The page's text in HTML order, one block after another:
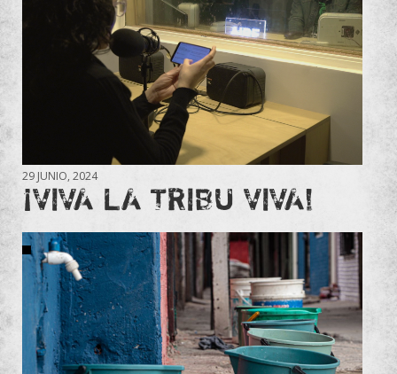
29 JUNIO, 2024
¡VIVA LA TRIBU VIVA!